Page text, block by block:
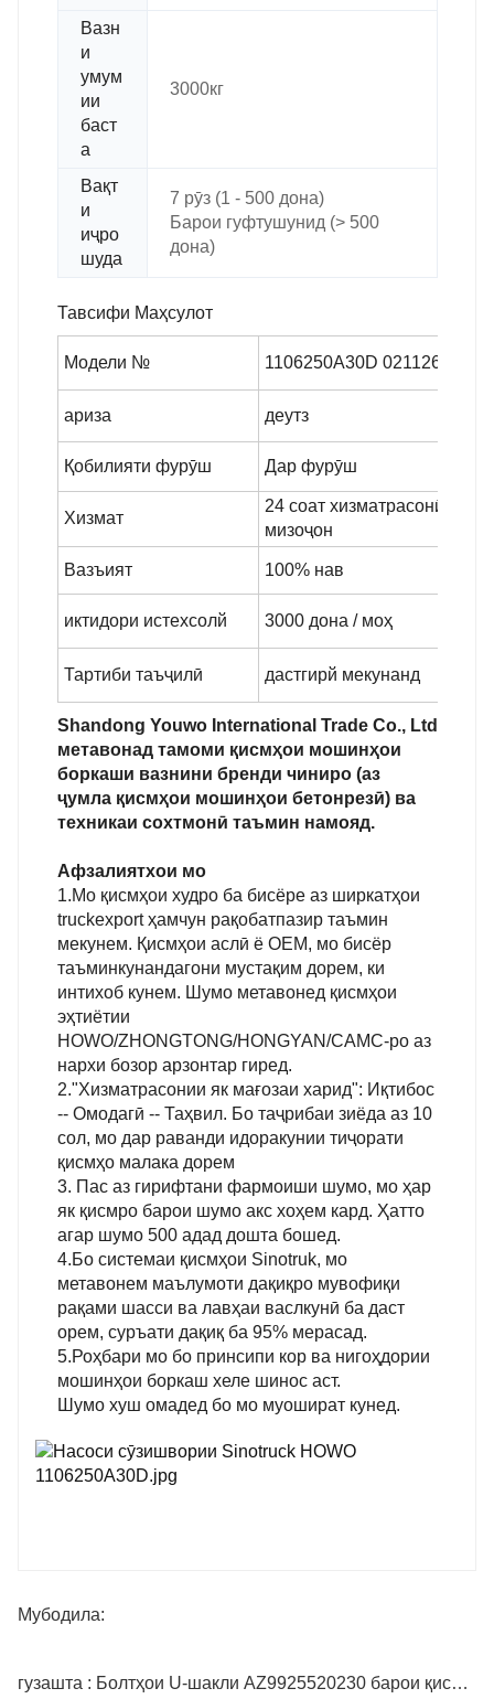
Вазн
и
умум
ии
баст
а
3000кг
Вақт
и
иҷро
шуда
7 рӯз (1 - 500 дона)
Барои гуфтушунид (> 500
дона)
Тавсифи Маҳсулот
Модели № 1106250A30D 02112671
ариза деутз
Қобилияти фурӯш Дар фурӯш
Хизмат
24 соат хизматрасонӣ ба
мизоҷон
Вазъият 100% нав
иктидори истехсолй 3000 дона / моҳ
Тартиби таъҷилӣ дастгирй мекунанд
Shandong Youwo International Trade Co., Ltd
метавонад тамоми қисмҳои мошинҳои
боркаши вазнини бренди чиниро (аз
ҷумла қисмҳои мошинҳои бетонрезӣ) ва
техникаи сохтмонӣ таъмин намояд.
Афзалиятхои мо
1.Мо қисмҳои худро ба бисёре аз ширкатҳои
truckexport ҳамчун рақобатпазир таъмин
мекунем. Қисмҳои аслӣ ё OEM, мо бисёр
таъминкунандагони мустақим дорем, ки
интихоб кунем. Шумо метавонед қисмҳои
эҳтиётии
HOWO/ZHONGTONG/HONGYAN/CAMC-ро аз
нархи бозор арзонтар гиред.
2."Хизматрасонии як мағозаи харид": Иқтибос
-- Омодагӣ -- Таҳвил. Бо таҷрибаи зиёда аз 10
сол, мо дар раванди идоракунии тиҷорати
қисмҳо малака дорем
3. Пас аз гирифтани фармоиши шумо, мо ҳар
як қисмро барои шумо акс хоҳем кард. Ҳатто
агар шумо 500 адад дошта бошед.
4.Бо системаи қисмҳои Sinotruk, мо
метавонем маълумоти дақиқро мувофиқи
рақами шасси ва лавҳаи васлкунӣ ба даст
орем, суръати дақиқ ба 95% мерасад.
5.Роҳбари мо бо принсипи кор ва нигоҳдории
мошинҳои боркаш хеле шинос аст.
Шумо хуш омадед бо мо муошират кунед.
Мубодила:
гузашта : Болтҳои U-шакли AZ9925520230 барои қисмҳои самосвал